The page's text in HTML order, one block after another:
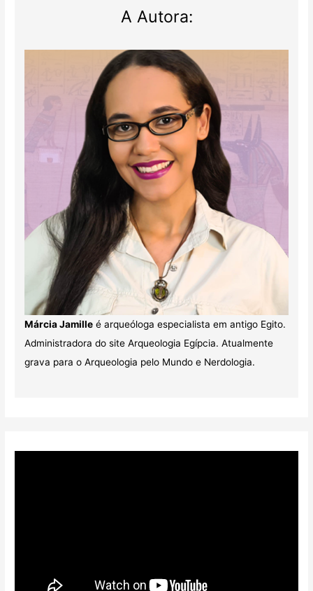
A Autora:
Márcia Jamilleé arqueóloga especialista em antigo Egito.
Administradora do site Arqueologia Egípcia. Atualmente
grava para o Arqueologia pelo Mundo e Nerdologia.